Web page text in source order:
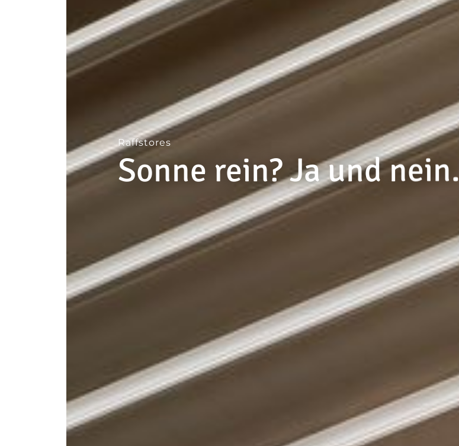
Raffstores
Sonne rein? Ja und nein.